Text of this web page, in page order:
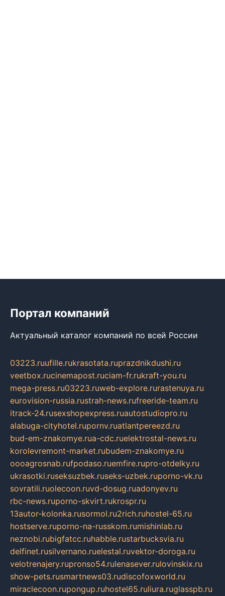
Портал компаний
Актуальный каталог компаний по всей России
03223.ruufille.rukrasotata.ruprazdnikdushi.ru
veetbox.rucinemapost.ruciam-fr.rukraft-you.ru
mega-press.ru03223.ruweb-explore.rurastenuya.ru
eurovision-russia.rustrah-news.rufreeride-team.ru
itrack-24.rusexshopexpress.ruautostudiopro.ru
alabuga-cityhotel.rupornv.ruatlantpereezd.ru
bud-em-znakomye.rua-cdc.ruelektrostal-news.ru
korolevremont-market.rubudem-znakomye.ru
oooagrosnab.rufpodaso.ruemfire.rupro-otdelky.ru
ukrasotki.ruseksuzbek.ruseks-uzbek.ruporno-vk.ru
sovratili.ruolecoon.ruvd-dosug.ruadonyev.ru
rbc-news.ruporno-skvirt.rukrospr.ru
13autor-kolonka.rusormol.ru2rich.ruhostel-65.ru
hostserve.ruporno-na-russkom.rumishinlab.ru
neznobi.rubigfatcc.ruhabble.rustarbucksvia.ru
delfinet.rusilvernano.ruelestal.ruvektor-doroga.ru
velotrenajery.rupronso54.rulenasever.rulovinskix.ru
show-pets.rusmartnews03.rudiscofoxworld.ru
miraclecoon.rupongup.ruhostel65.ruliura.ruglasspb.ru